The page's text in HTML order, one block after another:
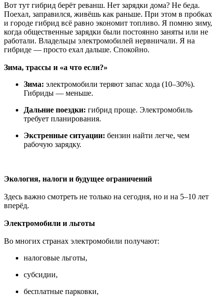
Вот тут гибрид берёт реванш. Нет зарядки дома? Не беда.
Поехал, заправился, живёшь как раньше. При этом в пробках
и городе гибрид всё равно экономит топливо. Я помню зиму,
когда общественные зарядки были постоянно заняты или не
работали. Владельцы электромобилей нервничали. Я на
гибриде — просто ехал дальше. Спокойно.
Зима, трассы и «а что если?»
Зима: электромобили теряют запас хода (10–30%).
Гибриды — меньше.
Дальние поездки: гибрид проще. Электромобиль
требует планирования.
Экстренные ситуации: бензин найти легче, чем
рабочую зарядку.
Экология, налоги и будущее ограничений
Здесь важно смотреть не только на сегодня, но и на 5–10 лет
вперёд.
Электромобили и льготы
Во многих странах электромобили получают:
налоговые льготы,
субсидии,
бесплатные парковки,